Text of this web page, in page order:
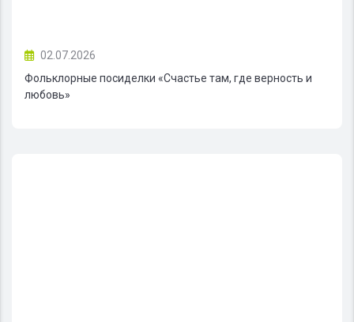
02.07.2026
Фольклорные посиделки «Счастье там, где верность и
любовь»